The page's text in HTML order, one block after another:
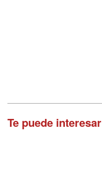
Te puede interesar